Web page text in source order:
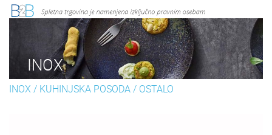
INOX
INOX / KUHINJSKA POSODA/ OSTALO